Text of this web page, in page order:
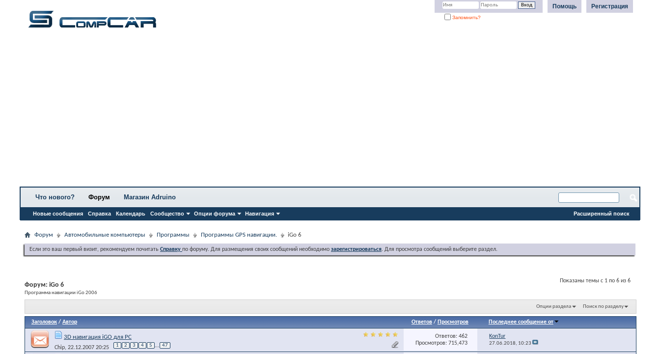
Регистрация
Помощь
Запомнить?
Что нового? Форум
Новые сообщения Справка Календарь Сообщество Опции форума Навигация
Магазин Adruino
Расширенный поиск
Форум Автомобильные компьютеры Программы Программы GPS навигации. iGo 6
Если это ваш первый визит, рекомендуем почитать Справку по форуму. Для размещения своих сообщений необходимо зарегистрироваться. Для просмотра сообщений выберите раздел.
Показаны темы с 1 по 6 из 6
Форум: iGo 6
Программа навигации iGo 2006
Опции раздела Поиск по разделу
Заголовок / Автор Ответов/ Просмотров Последнее сообщение от
3D навигация iGO для PC
Chip, 22.12.2007 20:25 1 2 3 4 5 ... 47
Ответов: 462
Просмотров: 715,473
KonTur
27.06.2018, 10:23